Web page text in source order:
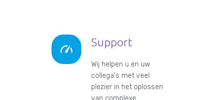
Support
Wij helpen u en uw
collega's met veel
plezier in het oplossen
van complexe